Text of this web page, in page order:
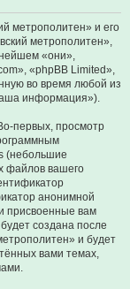
с
метрополитен» и его
метрополитен»,
«они»,
«phpBB Limited»,
во время любой из
информация»).
первых, просмотр
(небольшие
файлов вашего
анонимной
присвоенные вам
создана после
и будет
вами темах,